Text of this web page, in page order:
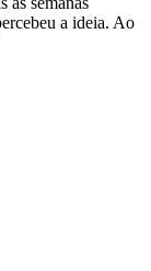
a ideia. Ao